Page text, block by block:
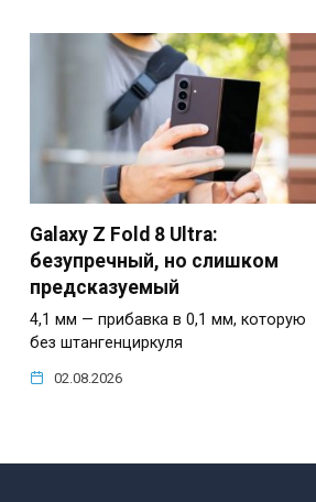
Galaxy Z Fold 8 Ultra:
безупречный, но слишком
предсказуемый
4,1 мм — прибавка в 0,1 мм, которую
без штангенциркуля
02.08.2026